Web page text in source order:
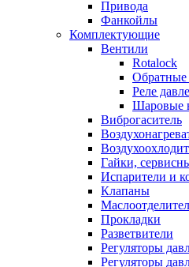
Привода
Фанкойлы
Комплектующие
Вентили
Rotalock
Реле
Шаровые
Виброгаситель
Гайки,
Испарители и
Клапаны
Прокладки
Разветвители
Регуляторы
Регуляторы